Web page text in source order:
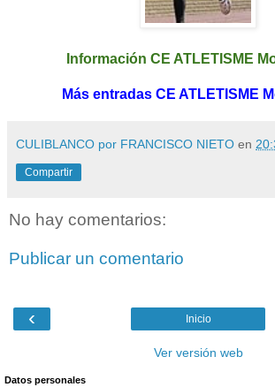
Información CE ATLETISME
Más entradas CE ATLETISME
CULIBLANCO por FRANCISCO NIETO en
Compartir
No hay comentarios:
Publicar un comentario
‹ Inicio
Ver versión web
Datos personales